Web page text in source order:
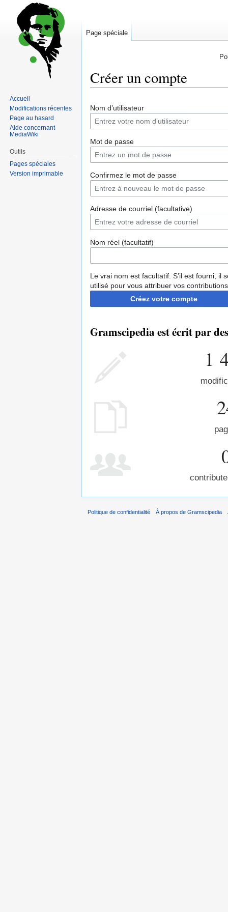
Créer un compte
à
à
Nom d’utilisateur
Mot de passe
Confirmez le mot de passe
Adresse de courriel (facultative)
Nom réel (facultatif)
Le vrai nom est facultatif. S’il est fourni, il
utilisé pour vous attribuer vos
Créez votre compte
Gramscipedia est écrit par
1
Page spéciale
Accueil
Modifications récentes
Page au hasard
Aide concernant
MediaWiki
Outils
Pages spéciales
Version imprimable
Politique de confidentialité À propos de Gramscipedia